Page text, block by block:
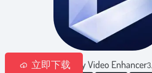
Aiarty Video Enhancer
立即下载